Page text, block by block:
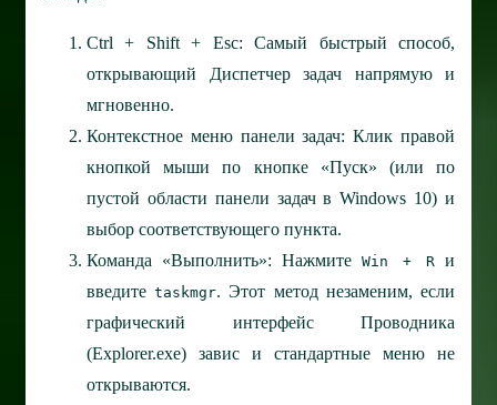
Ctrl + Shift + Esc: Самый быстрый способ,
открывающий Диспетчер задач напрямую и
мгновенно.
Контекстное меню панели задач: Клик правой
кнопкой мыши по кнопке «Пуск» (или по
пустой области панели задач в Windows 10) и
выбор соответствующего пункта.
Команда «Выполнить»: Нажмите Win + R и
введитеtaskmgr. Этот метод незаменим, если
графический интерфейс Проводника
(Explorer.exe) завис и стандартные меню не
открываются.